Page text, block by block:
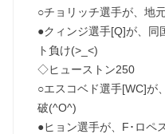
○チョリッチ選手が、地
●クィンジ選手[Q]が、同
ト負け(>_<)
◇ヒューストン250
○エスコベド選手[WC]が
破(^O^)
●ヒョン選手が、F･ロペ